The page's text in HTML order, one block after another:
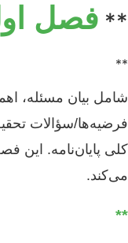
** فصل
**
شامل بیان مسئله،
فرضیه‌ها/سؤالات
کلی پایان‌نامه. این
می‌کند.
**